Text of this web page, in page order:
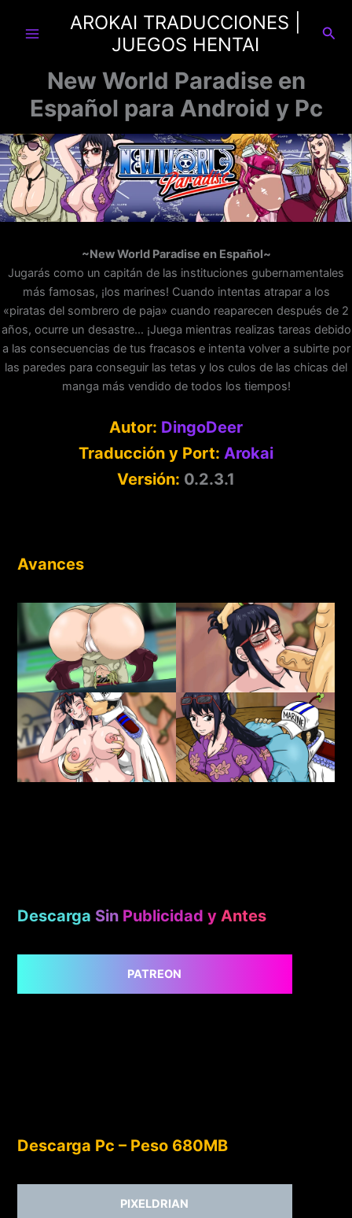
AROKAI TRADUCCIONES |
JUEGOS HENTAI
New World Paradise en
Español para Android y Pc
~New World Paradise en Español~
Jugarás como un capitán de las instituciones gubernamentales
más famosas, ¡los marines! Cuando intentas atrapar a los
«piratas del sombrero de paja» cuando reaparecen después de 2
años, ocurre un desastre… ¡Juega mientras realizas tareas debido
a las consecuencias de tus fracasos e intenta volver a subirte por
las paredes para conseguir las tetas y los culos de las chicas del
manga más vendido de todos los tiempos!
Autor: DingoDeer
Traducción y Port: Arokai
Versión: 0.2.3.1
Avances
Descarga Sin Publicidad y Antes
PATREON
Descarga Pc – Peso 680MB
PIXELDRIAN